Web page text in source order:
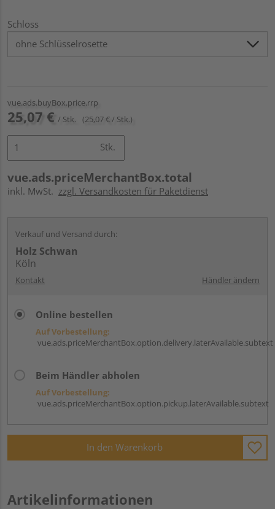
Schloss
vue.ads.buyBox.price.rrp
25,07 € / Stk. (25,07 € / Stk.)
Stk.
vue.ads.priceMerchantBox.total
inkl. MwSt. zzgl. Versandkosten für Paketdienst
Verkauf und Versand durch:
Holz Schwan
Köln
Kontakt Händler ändern
Online bestellen
Auf Vorbestellung:
vue.ads.priceMerchantBox.option.delivery.laterAvailable.subtext
Beim Händler abholen
Auf Vorbestellung:
vue.ads.priceMerchantBox.option.pickup.laterAvailable.subtext
In den Warenkorb
Artikelinformationen